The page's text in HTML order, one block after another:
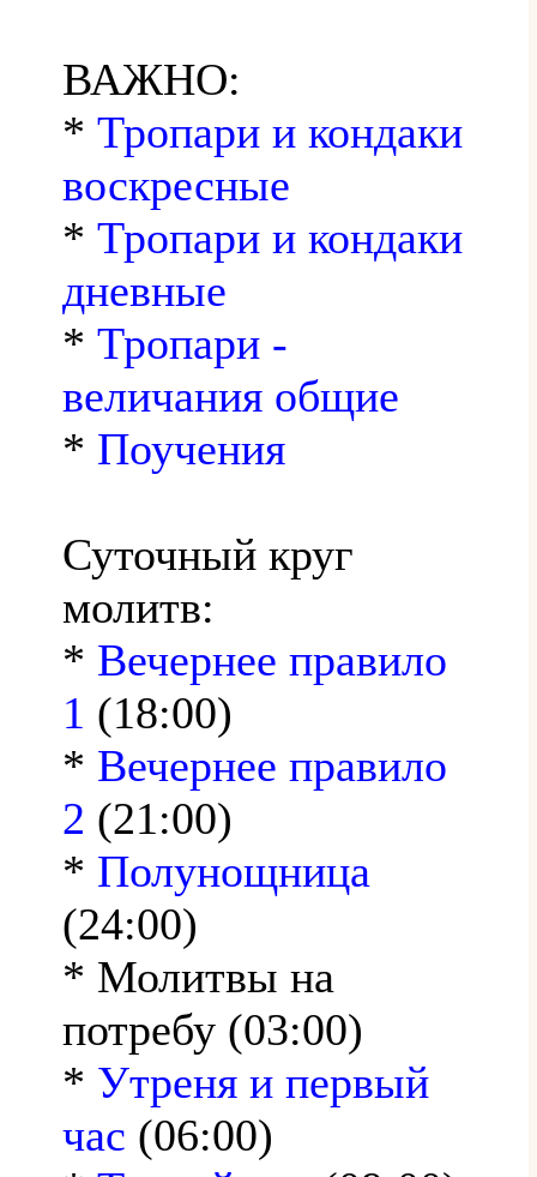
ВАЖНО:
* Тропари и кондаки
воскресные
* Тропари и кондаки
дневные
* Тропари -
величания общие
* Поучения
Суточный круг
молитв:
* Вечернее правило
1 (18:00)
* Вечернее правило
2 (21:00)
* Полунощница
(24:00)
* Молитвы на
потребу (03:00)
* Утреня и первый
час (06:00)